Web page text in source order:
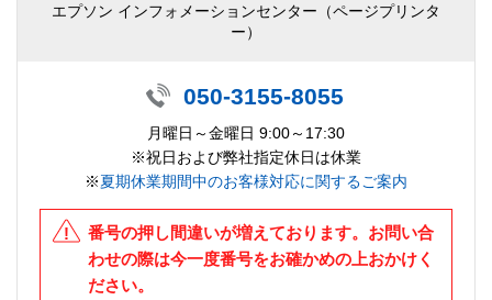
エプソン インフォメーションセンター（ページプリンタ
ー）
050-3155-8055
月曜日～金曜日 9:00～17:30
※祝日および弊社指定休日は休業
※夏期休業期間中のお客様対応に関するご案内
番号の押し間違いが増えております。お問い合
わせの際は今一度番号をお確かめの上おかけく
ださい。